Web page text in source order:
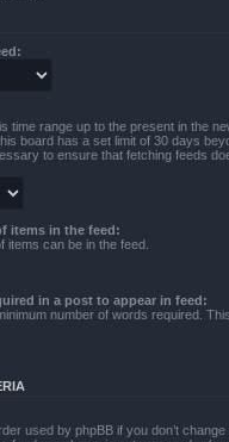
time range up to the present in the
board has a set limit of 30 days
to ensure that fetching feeds
items in the feed:
items can be in the feed.
in a post to appear in feed:
number of words required.
used by phpBB if you don’t